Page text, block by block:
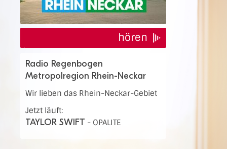
hören
Radio Regenbogen
Metropolregion Rhein-Neckar
Wir lieben das Rhein-Neckar-Gebiet
Jetzt läuft:
TAYLOR SWIFT - OPALITE